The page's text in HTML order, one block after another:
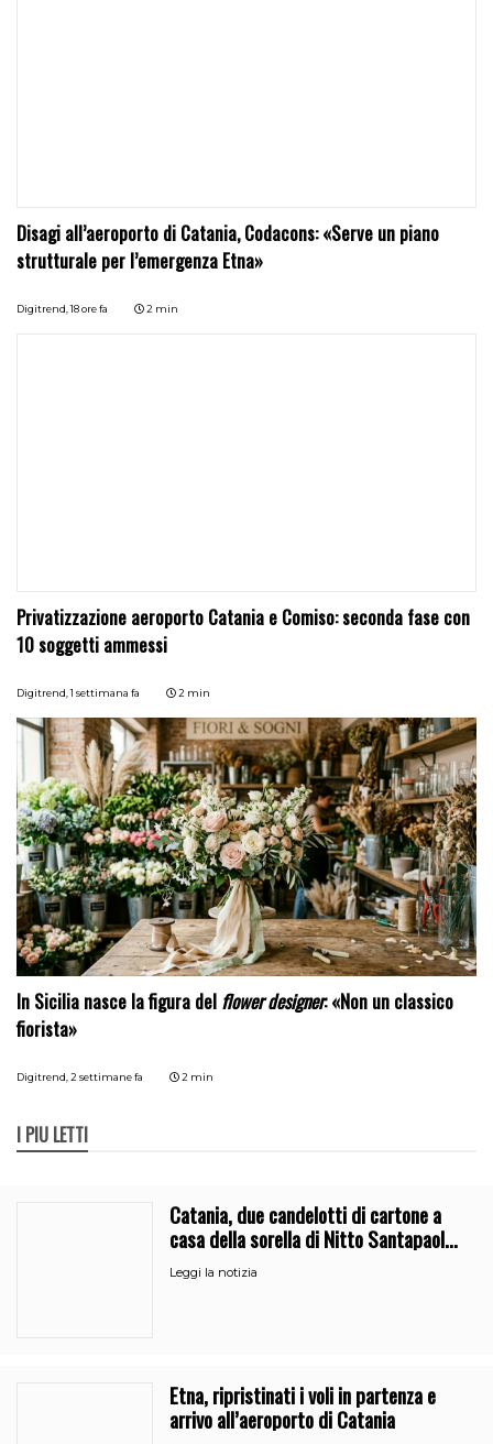
Disagi all’aeroporto di Catania, Codacons: «Serve un piano
strutturale per l’emergenza Etna»
Digitrend,18 ore fa 2 min
Privatizzazione aeroporto Catania e Comiso: seconda fase con
10 soggetti ammessi
Digitrend,1 settimana fa 2 min
In Sicilia nasce la figura del flower designer: «Non un classico
fiorista»
Digitrend, 2 settimane fa 2 min
I PIÙ LETTI
Catania, due candelotti di cartone a
casa della sorella di Nitto Santapaola.
Le indagini
Leggi la notizia
Etna, ripristinati i voli in partenza e
arrivo all’aeroporto di Catania